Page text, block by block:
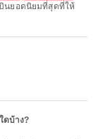
นยอดนิยมที่สุดที่ให้
ดบ้าง?